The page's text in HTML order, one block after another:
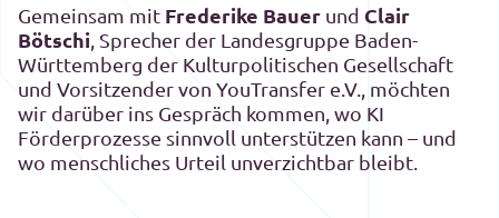
Gemeinsam mit Frederike Bauer und Clair
Bötschi , Sprecher der Landesgruppe Baden-
Württemberg der Kulturpolitischen Gesellschaft
und Vorsitzender von YouTransfer e.V., möchten
wir darüber ins Gespräch kommen, wo KI
Förderprozesse sinnvoll unterstützen kann – und
wo menschliches Urteil unverzichtbar bleibt.